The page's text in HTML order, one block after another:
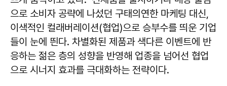
으로 소비자 공략에 나섰던 구태의연한 마케팅 대신,
이색적인 컬래버레이션(협업)으로 승부수를 띄운 기업
들이 눈에 띈다. 차별화된 제품과 색다른 이벤트에 반
응하는 젊은 층의 성향을 반영해 업종을 넘어선 협업
으로 시너지 효과를 극대화하는 전략이다.